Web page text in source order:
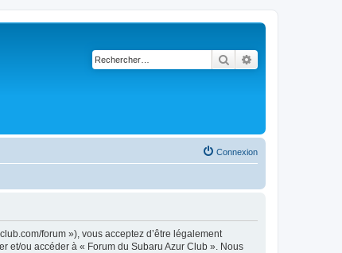
Rechercher
Connexion
forum »), vous acceptez d’être légalement
et/ou accéder à « Forum du Subaru Azur Club ». Nous